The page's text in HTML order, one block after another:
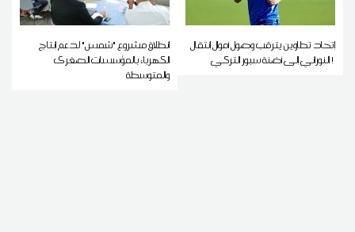
إتحاد تطاوين يترقب وصول أموال إنتقال
النوراني إلى أضنة سبور التركي !
انطلاق مشروع "شمس" لدعم إنتاج
الكهرباء بالمؤسسات الصغرى
والمتوسطة